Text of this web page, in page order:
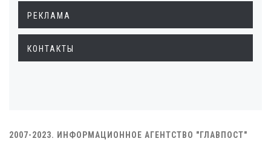
РЕКЛАМА
КОНТАКТЫ
2007-2023. ИНФОРМАЦИОННОЕ АГЕНТСТВО "ГЛАВПОСТ"